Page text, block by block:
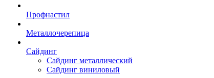
Профнастил
Металлочерепица
Сайдинг
Сайдинг металлический
Сайдинг виниловый